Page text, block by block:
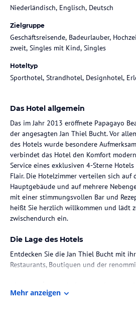
Niederländisch, Englisch, Deutsch
Zielgruppe
Geschäftsreisende, Badeurlauber,
zweit, Singles mit Kind, Singles
Hoteltyp
Sporthotel, Strandhotel, Designhotel,
Das Hotel allgemein
Das im Jahr 2013 eröffnete Papagayo
der angesagten Jan Thiel Bucht. Vor
des Hotels wurde besondere
verbindet das Hotel den Komfort
Service eines exklusiven 4-Sterne
Flair. Die Hotelzimmer verteilen sich auf
Hauptgebäude und auf mehrere
mit einer stimmungsvollen Bar und
heißt Sie herzlich willkommen und lädt
zwischendurch ein.
Die Lage des Hotels
Entdecken Sie die Jan Thiel Bucht mit
Restaurants, Boutiquen und der
Mehr anzeigen